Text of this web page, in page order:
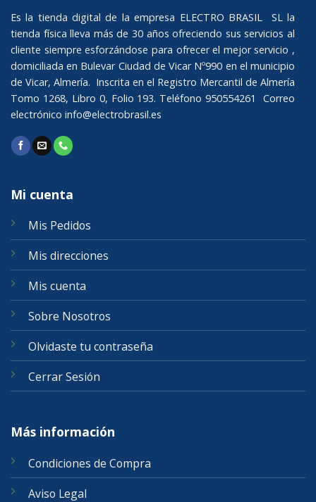
Es la tienda digital de la empresa ELECTRO BRASIL SL la
tienda física lleva más de 30 años ofreciendo sus servicios al
cliente siempre esforzándose para ofrecer el mejor servicio ,
domiciliada en Bulevar Ciudad de Vicar Nº990 en el municipio
de Vicar, Almería. Inscrita en el Registro Mercantil de Almería
Tomo 1268, Libro 0, Folio 193. Teléfono 950554261 Correo
electrónico info@electrobrasil.es
Mi cuenta
Mis Pedidos
Mis direcciones
Mis cuenta
Sobre Nosotros
Olvidaste tu contraseña
Cerrar Sesión
Más información
Condiciones de Compra
Aviso Legal